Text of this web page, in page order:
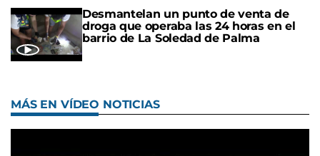
Desmantelan un punto de venta de
droga que operaba las 24 horas en el
barrio de La Soledad de Palma
MÁS EN VÍDEO NOTICIAS